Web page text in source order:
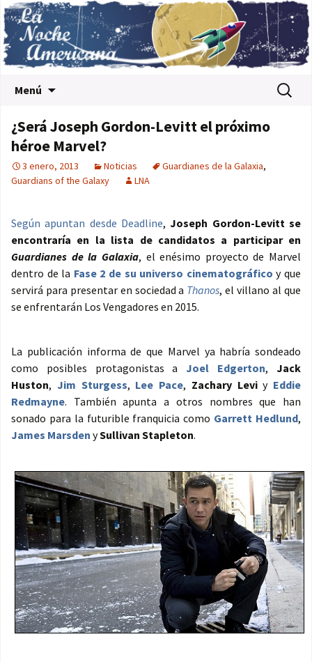
Menú Buscar:
¿Será Joseph Gordon-Levitt el próximo
héroe Marvel?
3 enero, 2013 Noticias Guardianes de la Galaxia,
Guardians of the Galaxy
LNA
Según apuntan desde Deadline,Joseph Gordon-Levitt se
encontraría en la lista de candidatos a participar en
Guardianes de la Galaxia, el enésimo proyecto de Marvel
dentro de la Fase 2 de su universo cinematográfico y que
servirá para presentar en sociedad a Thanos, el villano al que
se enfrentarán Los Vengadores en 2015.
La publicación informa de que Marvel ya habría sondeado
como posibles protagonistas aJoel Edgerton,Jack
Huston, Jim Sturgess, Lee Pace, Zachary Leviy Eddie
Redmayne. También apunta a otros nombres que han
sonado para la futurible franquicia como Garrett Hedlund,
James Marsden ySullivan Stapleton.